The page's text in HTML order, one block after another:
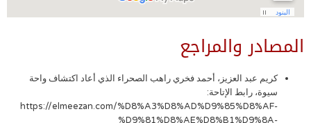
المصادر والمراجع
كريم عبد العزيز، أحمد فخري راهب الصحراء الذي أعاد اكتشاف واحة
سيوة، رابط الإتاحة:
https://elmeezan.com/%D8%A3%D8%AD%D9%85%D8%AF-
%D9%81%D8%AE%D8%B1%D9%8A-